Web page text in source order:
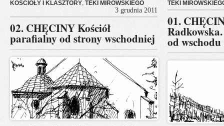
KOŚCIOŁY I KLASZTORY, TEKI MIROWSKIEGO
3 grudnia 2011
02. CHĘCINY Kościół
parafialny od strony wschodniej
TEKI
01.
od wschodu